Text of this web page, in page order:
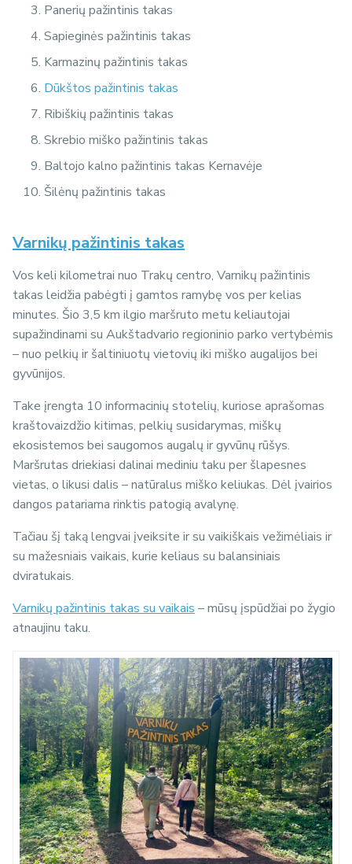
Panerių pažintinis takas
Sapieginės pažintinis takas
Karmazinų pažintinis takas
Dūkštos pažintinis takas
Ribiškių pažintinis takas
Skrebio miško pažintinis takas
Baltojo kalno pažintinis takas Kernavėje
Šilėnų pažintinis takas
Varnikų pažintinis takas
Vos keli kilometrai nuo Trakų centro, Varnikų pažintinis
takas leidžia pabėgti į gamtos ramybę vos per kelias
minutes. Šio 3,5 km ilgio maršruto metu keliautojai
supažindinami su Aukštadvario regioninio parko vertybėmis
– nuo pelkių ir šaltiniuotų vietovių iki miško augalijos bei
gyvūnijos.
Take įrengta 10 informacinių stotelių, kuriose aprašomas
kraštovaizdžio kitimas, pelkių susidarymas, miškų
ekosistemos bei saugomos augalų ir gyvūnų rūšys.
Maršrutas driekiasi dalinai mediniu taku per šlapesnes
vietas, o likusi dalis – natūralus miško keliukas. Dėl įvairios
dangos patariama rinktis patogią avalynę.
Tačiau šį taką lengvai įveiksite ir su vaikiškais vežimėliais ir
su mažesniais vaikais, kurie keliaus su balansiniais
dviratukais.
Varnikų pažintinis takas su vaikais – mūsų įspūdžiai po žygio
atnaujinu taku.